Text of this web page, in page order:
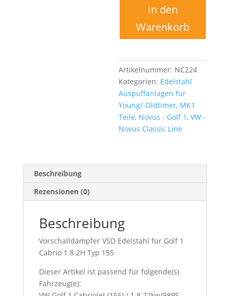
2H
Typ
155
Menge
In den
Warenkorb
Artikelnummer: NC224
Kategorien: Edelstahl
Auspuffanlagen für
Young/-Oldtimer, MK1
Teile, Novus - Golf 1,VW -
Novus Classic Line
Beschreibung
Rezensionen (0)
Beschreibung
Vorschalldämpfer VSD Edelstahl für Golf 1
Cabrio 1.8 2H Typ 155
Dieser Artikel ist passend für folgende(s)
Fahrzeug(e):